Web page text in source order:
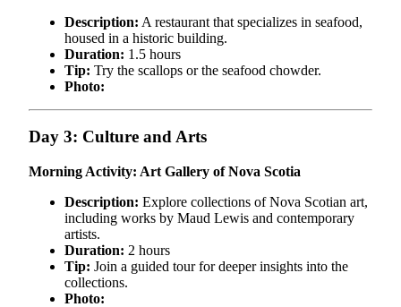
Description: A restaurant that specializes in seafood,
housed in a historic building.
Duration: 1.5 hours
Tip: Try the scallops or the seafood chowder.
Photo:
Day 3: Culture and Arts
Morning Activity: Art Gallery of Nova Scotia
Description: Explore collections of Nova Scotian art,
including works by Maud Lewis and contemporary
artists.
Duration: 2 hours
Tip: Join a guided tour for deeper insights into the
collections.
Photo: